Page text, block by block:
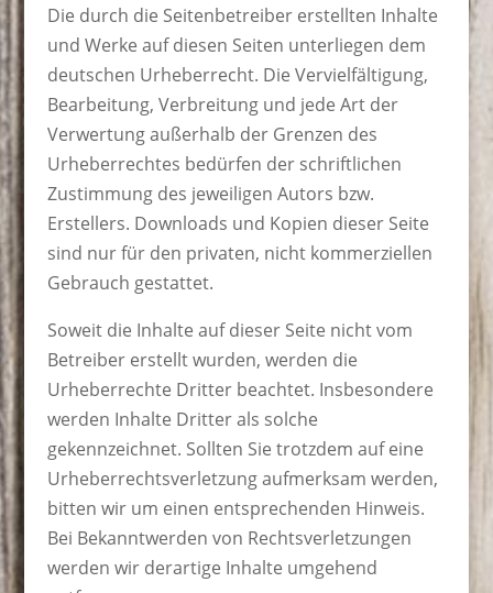
Die durch die Seitenbetreiber erstellten Inhalte
und Werke auf diesen Seiten unterliegen dem
deutschen Urheberrecht. Die Vervielfältigung,
Bearbeitung, Verbreitung und jede Art der
Verwertung außerhalb der Grenzen des
Urheberrechtes bedürfen der schriftlichen
Zustimmung des jeweiligen Autors bzw.
Erstellers. Downloads und Kopien dieser Seite
sind nur für den privaten, nicht kommerziellen
Gebrauch gestattet.
Soweit die Inhalte auf dieser Seite nicht vom
Betreiber erstellt wurden, werden die
Urheberrechte Dritter beachtet. Insbesondere
werden Inhalte Dritter als solche
gekennzeichnet. Sollten Sie trotzdem auf eine
Urheberrechtsverletzung aufmerksam werden,
bitten wir um einen entsprechenden Hinweis.
Bei Bekanntwerden von Rechtsverletzungen
werden wir derartige Inhalte umgehend